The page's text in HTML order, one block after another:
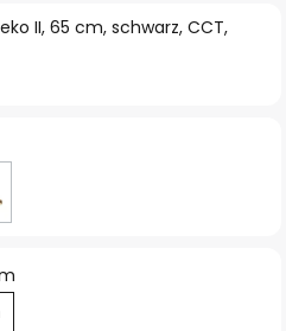
II, 65 cm, schwarz, CCT,